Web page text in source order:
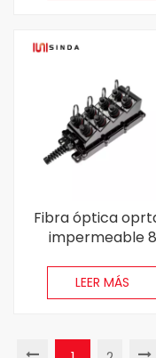
Fibra óptica
impermeable 8
Service Box Box
Terminal Caja
LEER MÁS